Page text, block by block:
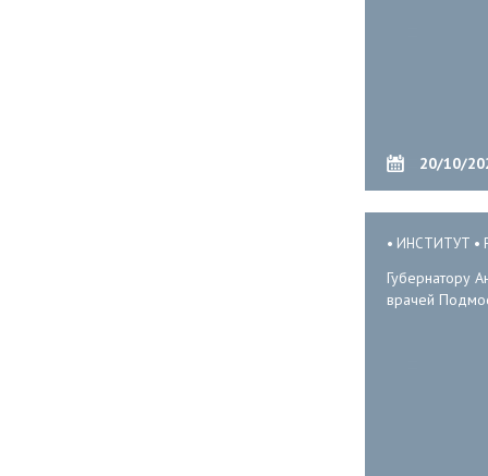
20/10/
ИНСТИТУТ
Губернатору
врачей